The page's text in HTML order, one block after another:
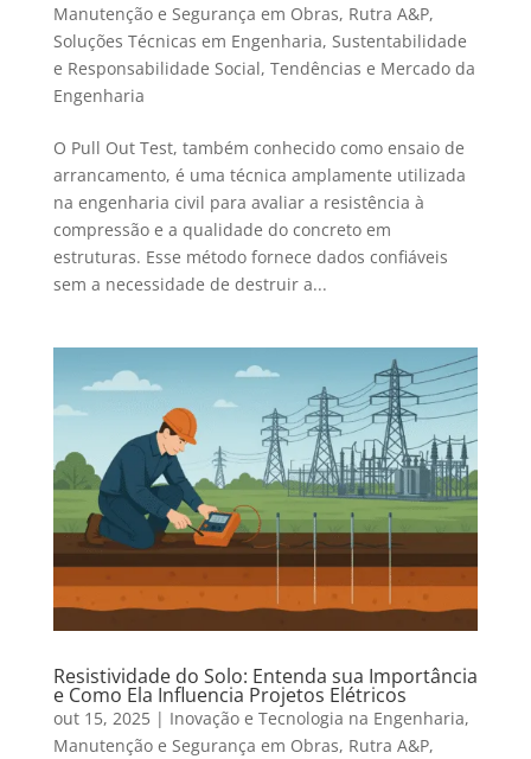
Manutenção e Segurança em Obras, Rutra A&P,
Soluções Técnicas em Engenharia, Sustentabilidade
e Responsabilidade Social, Tendências e Mercado da
Engenharia
O Pull Out Test, também conhecido como ensaio de
arrancamento, é uma técnica amplamente utilizada
na engenharia civil para avaliar a resistência à
compressão e a qualidade do concreto em
estruturas. Esse método fornece dados confiáveis
sem a necessidade de destruir a...
Resistividade do Solo: Entenda sua Importância
e Como Ela Influencia Projetos Elétricos
out 15, 2025| Inovação e Tecnologia na Engenharia,
Manutenção e Segurança em Obras, Rutra A&P,